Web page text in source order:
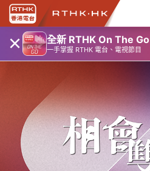
× 全新 RTHK On The Go
一手掌握 RTHK 電台、電視節目